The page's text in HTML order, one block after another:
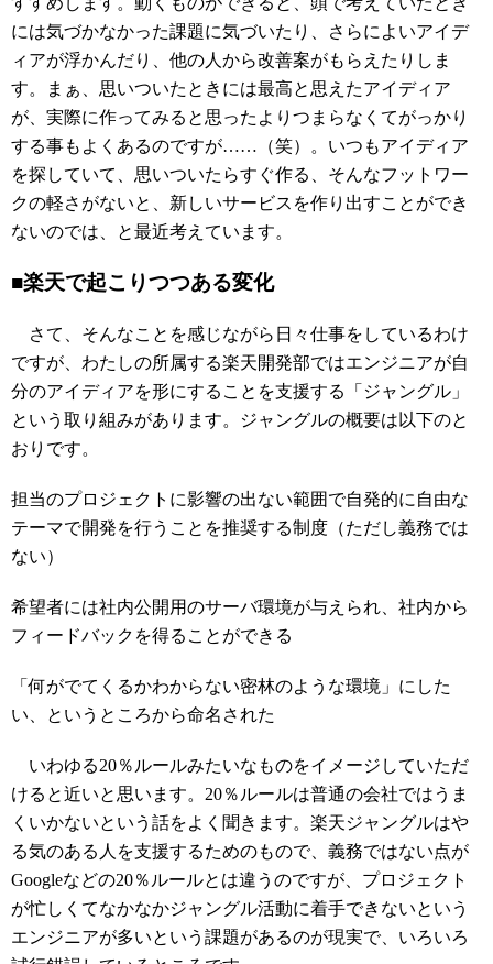
には気づかなかった課題に気づいたり、さらによいアイデ
ィアが浮かんだり、他の人から改善案がもらえたりしま
す。まぁ、思いついたときには最高と思えたアイディア
が、実際に作ってみると思ったよりつまらなくてがっかり
する事もよくあるのですが……（笑）。いつもアイディア
を探していて、思いついたらすぐ作る、そんなフットワー
クの軽さがないと、新しいサービスを作り出すことができ
ないのでは、と最近考えています。
■楽天で起こりつつある変化
さて、そんなことを感じながら日々仕事をしているわけ
ですが、わたしの所属する楽天開発部ではエンジニアが自
分のアイディアを形にすることを支援する「ジャングル」
という取り組みがあります。ジャングルの概要は以下のと
おりです。
担当のプロジェクトに影響の出ない範囲で自発的に自由な
テーマで開発を行うことを推奨する制度（ただし義務では
ない）
希望者には社内公開用のサーバ環境が与えられ、社内から
フィードバックを得ることができる
「何がでてくるかわからない密林のような環境」にした
い、というところから命名された
いわゆる20％ルールみたいなものをイメージしていただ
けると近いと思います。20％ルールは普通の会社ではうま
くいかないという話をよく聞きます。楽天ジャングルはや
る気のある人を支援するためのもので、義務ではない点が
Googleなどの20％ルールとは違うのですが、プロジェクト
が忙しくてなかなかジャングル活動に着手できないという
エンジニアが多いという課題があるのが現実で、いろいろ